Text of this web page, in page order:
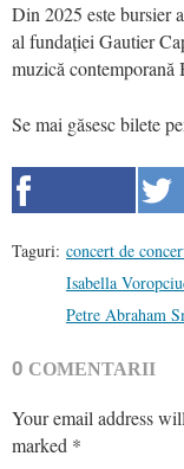
Din 2025 este bursier
al fundației Gautier
muzică contemporană
Se mai găsesc bilete
Taguri: concert de
Isabella
Petre Abraham
0 COMENTARII
Your email address
marked *